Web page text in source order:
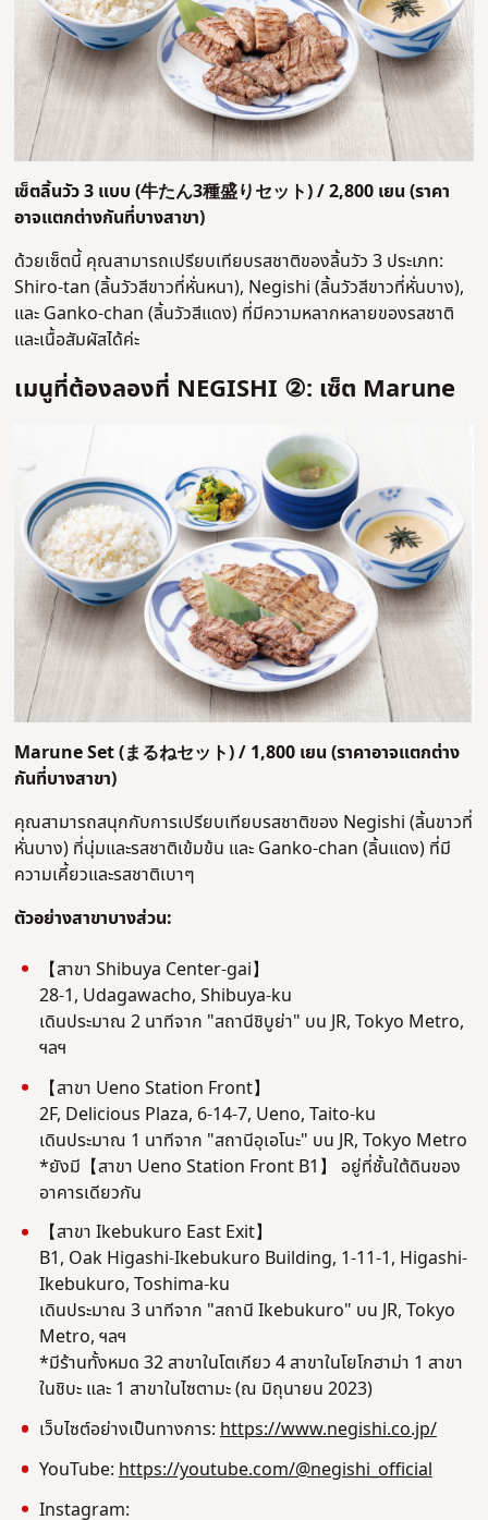
เซ็ตลิ้นวัว 3 แบบ (牛たん3種盛りセット) / 2,800 เยน (ราคา
อาจแตกต่างกันที่บางสาขา)
ด้วยเซ็ตนี้ คุณสามารถเปรียบเทียบรสชาติของลิ้นวัว 3 ประเภท:
Shiro-tan (ลิ้นวัวสีขาวที่หั่นหนา), Negishi (ลิ้นวัวสีขาวที่หั่นบาง),
และ Ganko-chan (ลิ้นวัวสีแดง) ที่มีความหลากหลายของรสชาติ
และเนื้อสัมผัสได้ค่ะ
เมนูที่ต้องลองที่ NEGISHI ②: เซ็ต Marune
Marune Set (まるねセット) / 1,800 เยน (ราคาอาจแตกต่าง
กันที่บางสาขา)
คุณสามารถสนุกกับการเปรียบเทียบรสชาติของ Negishi (ลิ้นขาวที่
หั่นบาง) ที่นุ่มและรสชาติเข้มข้น และ Ganko-chan (ลิ้นแดง) ที่มี
ความเคี้ยวและรสชาติเบาๆ
ตัวอย่างสาขาบางส่วน:
【สาขา Shibuya Center-gai】
28-1, Udagawacho, Shibuya-ku
เดินประมาณ 2 นาทีจาก "สถานีชิบูย่า" บน JR, Tokyo Metro,
ฯลฯ
【สาขา Ueno Station Front】
2F, Delicious Plaza, 6-14-7, Ueno, Taito-ku
เดินประมาณ 1 นาทีจาก "สถานีอุเอโนะ" บน JR, Tokyo Metro
*ยังมี【สาขา Ueno Station Front B1】 อยู่ที่ชั้นใต้ดินของ
อาคารเดียวกัน
【สาขา Ikebukuro East Exit】
B1, Oak Higashi-Ikebukuro Building, 1-11-1, Higashi-
Ikebukuro, Toshima-ku
เดินประมาณ 3 นาทีจาก "สถานี Ikebukuro" บน JR, Tokyo
Metro, ฯลฯ
*มีร้านทั้งหมด 32 สาขาในโตเกียว 4 สาขาในโยโกฮาม่า 1 สาขา
ในชิบะ และ 1 สาขาในไซตามะ (ณ มิถุนายน 2023)
เว็บไซต์อย่างเป็นทางการ:https://www.negishi.co.jp/
YouTube:https://youtube.com/@negishi_official
Instagram: